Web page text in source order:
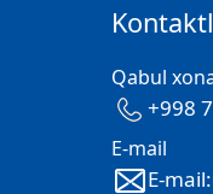
Qabul
+998
E-mail
E-